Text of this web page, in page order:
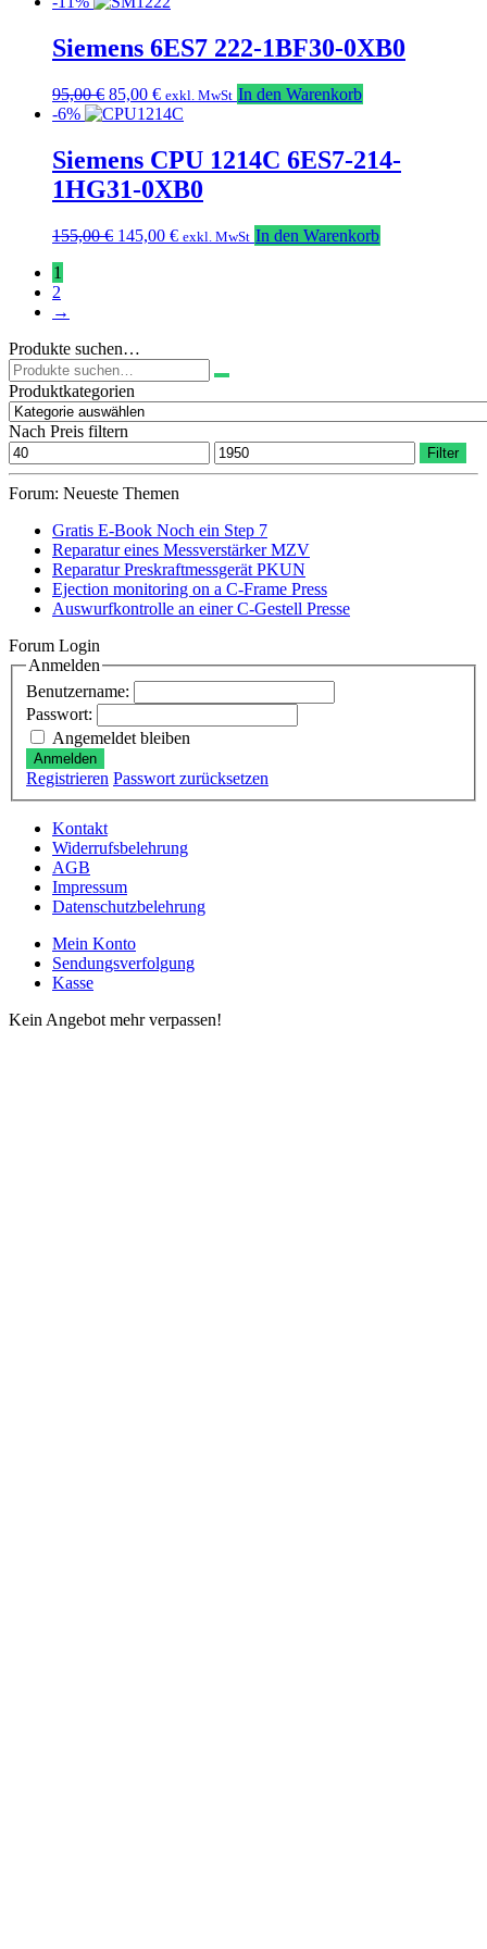
95,00 €85,00 €.
Siemens 6ES7 222-1BF30-0XB0
95,00€ Ursprünglicher
Preis
95,00 €
85,00 €Aktueller
Preis
85,00 €.
exkl. MwSt In den Warenkorb
-6%
Siemens CPU 1214C 6ES7-214-
1HG31-0XB0
155,00€ Ursprünglicher
145,00 €Aktueller
exkl. MwSt In den Warenkorb
1
2
→
Produkte suchen…
Suchen
nach:
Produktkategorien
Nach Preis filtern
Min.
Preis
Max.
Preis
Filter
Forum: Neueste Themen
Gratis E-Book Noch ein Step 7
Reparatur eines Messverstärker MZV
Reparatur Preskraftmessgerät PKUN
Ejection monitoring on a C-Frame Press
Auswurfkontrolle an einer C-Gestell Presse
Forum Login
Anmelden
Benutzername:
Passwort:
Angemeldet bleiben
Anmelden
Registrieren Passwort zurücksetzen
Kontakt
Widerrufsbelehrung
AGB
Impressum
Datenschutzbelehrung
Mein Konto
Sendungsverfolgung
Kasse
Kein Angebot mehr verpassen!